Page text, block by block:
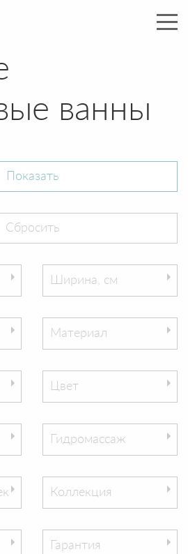
ванны
Ширина, см
Материал
Цвет
Гидромассаж
Коллекция
Гарантия